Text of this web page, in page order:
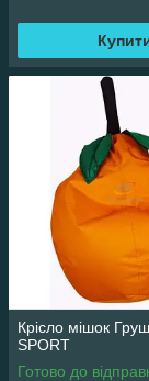
Крісло мішок
SPORT
Готово до